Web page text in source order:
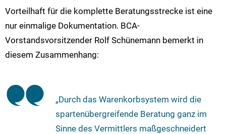
Vorteilhaft für die komplette Beratungsstrecke ist eine
nur einmalige Dokumentation. BCA-
Vorstandsvorsitzender Rolf Schünemann bemerkt in
diesem Zusammenhang:
„Durch das Warenkorbsystem wird die
spartenübergreifende Beratung ganz im
Sinne des Vermittlers maßgeschneidert